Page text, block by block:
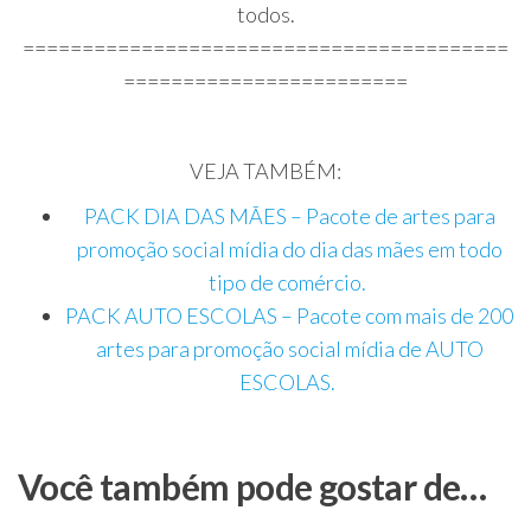
todos.
=========================================
========================
VEJA TAMBÉM:
PACK DIA DAS MÃES – Pacote de artes para
promoção social mídia do dia das mães em todo
tipo de comércio.
PACK AUTO ESCOLAS – Pacote com mais de 200
artes para promoção social mídia de AUTO
ESCOLAS.
Você também pode gostar de…